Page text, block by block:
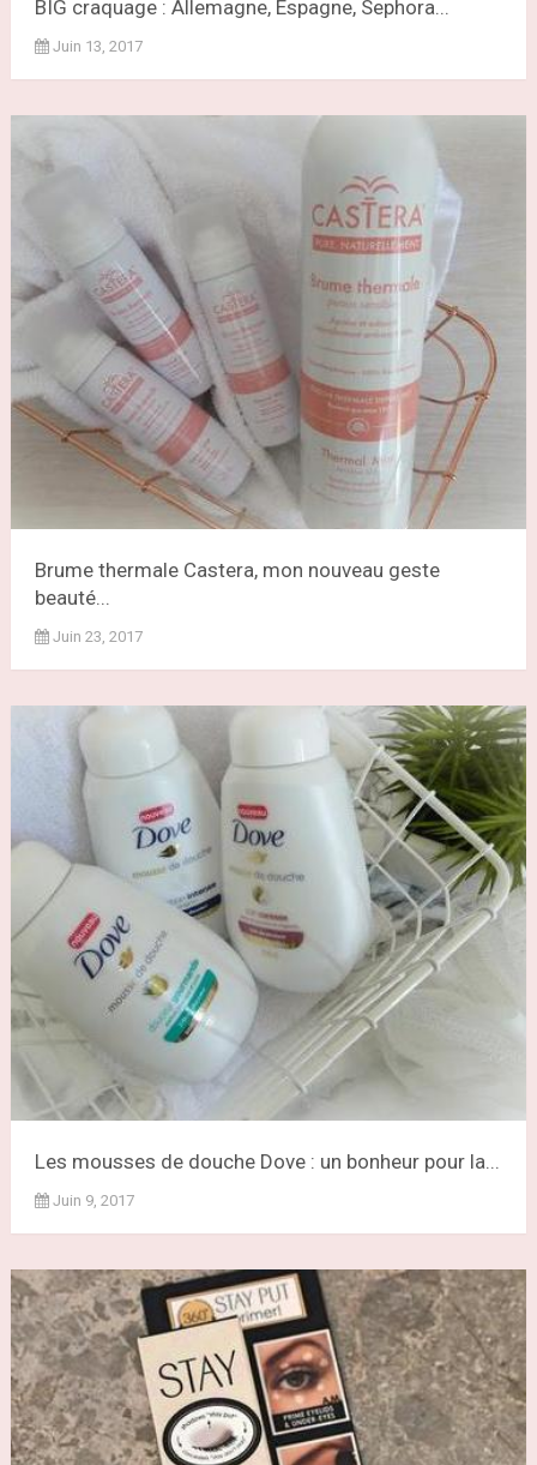
BIG craquage : Allemagne, Espagne, Sephora...
Juin 13, 2017
Brume thermale Castera, mon nouveau geste
beauté...
Juin 23, 2017
Les mousses de douche Dove : un bonheur pour la...
Juin 9, 2017